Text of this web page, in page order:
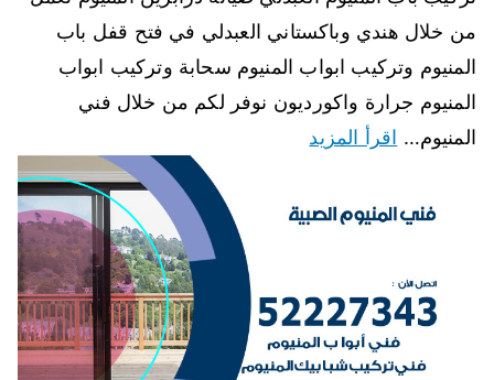
من خلال هندي وباكستاني العبدلي في فتح قفل باب
المنيوم وتركيب ابواب المنيوم سحابة وتركيب ابواب
المنيوم جرارة واكورديون نوفر لكم من خلال فني
المنيوم… اقرأ المزيد